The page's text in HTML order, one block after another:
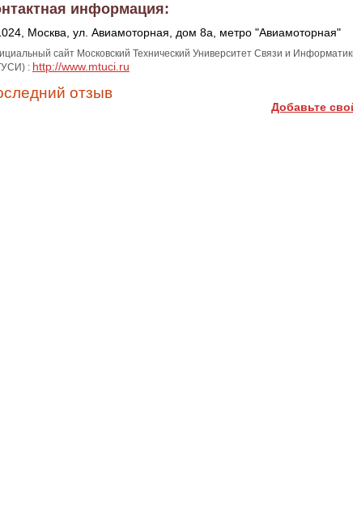
информация:
Москва, ул. Авиамоторная, дом 8а, метро "Авиамоторная"
сайт Московский Технический Университет Связи и
: http://www.mtuci.ru
отзыв
Добавьте